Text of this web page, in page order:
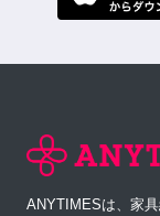
ANYTIMESは、家